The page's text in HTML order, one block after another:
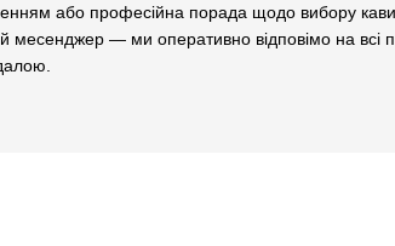
або професійна порада щодо вибору
месенджер — ми оперативно відповімо на